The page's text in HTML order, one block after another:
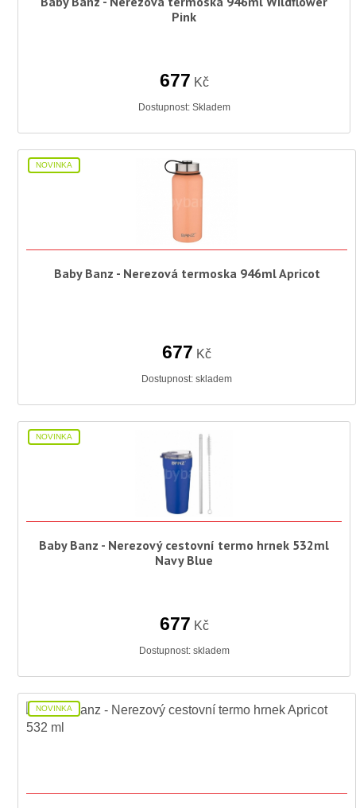
Pink
677 Kč
Dostupnost: Skladem
NOVINKA
Baby Banz - Nerezová termoska 946ml Apricot
677 Kč
Dostupnost: skladem
NOVINKA
Baby Banz - Nerezový cestovní termo hrnek 532ml
Navy Blue
677 Kč
Dostupnost: skladem
NOVINKA